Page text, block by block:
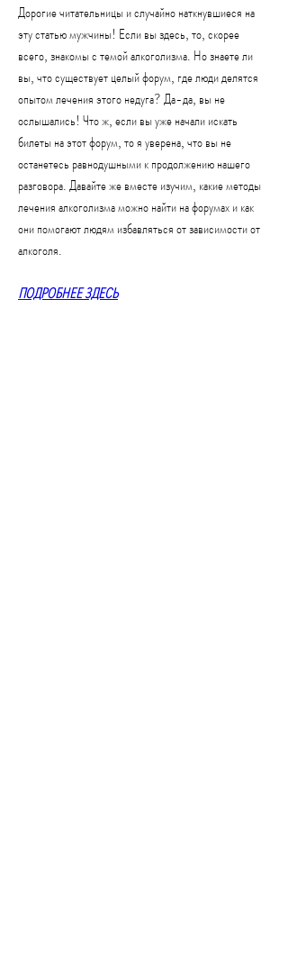
Дорогие читательницы и случайно наткнувшиеся на
эту статью мужчины! Если вы здесь, то, скорее
всего, знакомы с темой алкоголизма. Но знаете ли
вы, что существует целый форум, где люди делятся
опытом лечения этого недуга? Да-да, вы не
ослышались! Что ж, если вы уже начали искать
билеты на этот форум, то я уверена, что вы не
останетесь равнодушными к продолжению нашего
разговора. Давайте же вместе изучим, какие методы
лечения алкоголизма можно найти на форумах и как
они помогают людям избавляться от зависимости от
алкоголя.
ПОДРОБНЕЕ ЗДЕСЬ